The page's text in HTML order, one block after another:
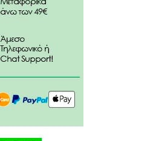
θερμικά
απενεργοποιήμενα
cap θερμικά